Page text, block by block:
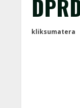
kliksumatera